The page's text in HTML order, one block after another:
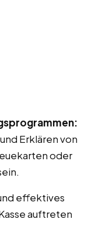
Erklären von
oder
effektives
auftreten